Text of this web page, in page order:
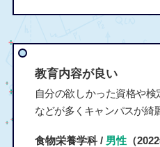
教育内容が良い
自分の欲しかった資格や
などが多くキャンパスが綺
食物栄養学科 / 男性（2022